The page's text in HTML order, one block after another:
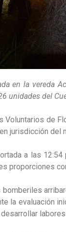
en la vereda
unidades del
Voluntarios de
jurisdicción del
a las
proporciones
la evaluación